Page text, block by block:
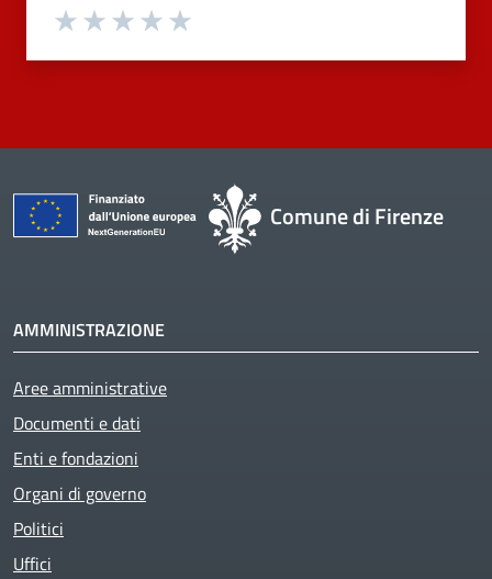
Valuta 4 stelle su 5
Valuta 3 stelle su 5
Valuta 2 stelle su 5
Valuta 1 stelle su 5
Comune di Firenze
AMMINISTRAZIONE
Aree amministrative
Documenti e dati
Enti e fondazioni
Organi di governo
Politici
Uffici